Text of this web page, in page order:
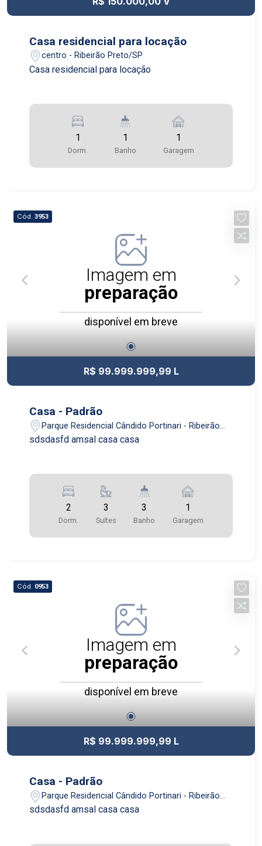
Casa residencial para locação
centro - Ribeirão Preto/SP
Casa residencial para locação
1
Dorm.
1
Banho
1
Garagem
Cód. 3953
Imagem em
preparação
disponível em breve
R$ 99.999.999,99 L
Casa - Padrão
Parque Residencial Cândido Portinari - Ribeirão
Preto/SP
sdsdasfd amsal casa casa
2
Dorm.
3
Suítes
3
Banho
1
Garagem
Cód. 0953
Imagem em
preparação
disponível em breve
R$ 99.999.999,99 L
Casa - Padrão
Parque Residencial Cândido Portinari - Ribeirão
Preto/SP
sdsdasfd amsal casa casa